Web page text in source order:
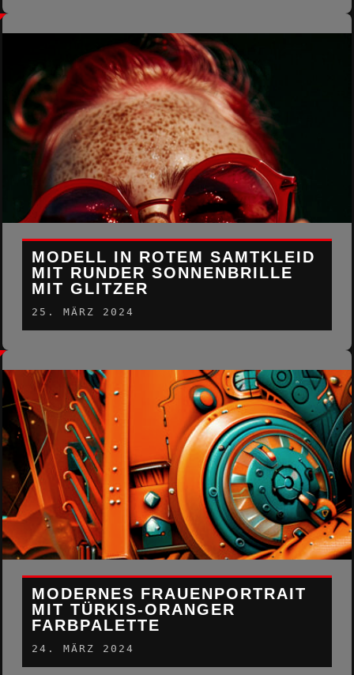
MODELL IN ROTEM SAMTKLEID
MIT RUNDER SONNENBRILLE
MIT GLITZER
25. MÄRZ 2024
MODERNES FRAUENPORTRAIT
MIT TÜRKIS-ORANGER
FARBPALETTE
24. MÄRZ 2024